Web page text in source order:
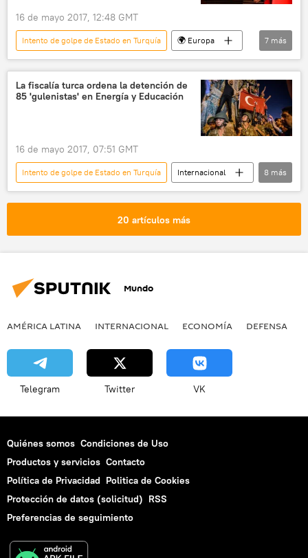
16 de mayo 2017, 12:48 GMT
Intento de golpe de Estado en Turquía
🌍 Europa
Internacional
política
🌍 Oriente Medio
Alemania
Turquía
Binali Yildirim
noticias
7 más
La fiscalía turca ordena la detención de
85 'gulenistas' en Energía y Educación
16 de mayo 2017, 07:51 GMT
Intento de golpe de Estado en Turquía
Internacional
política
🌍 Oriente Medio
Turquía
detención
militares
noticias
8 más
20 artículos más
Mundo
AMÉRICA LATINA INTERNACIONAL ECONOMÍA DEFENSA
Telegram Twitter VK
Quiénes somos Condiciones de Uso
Productos y servicios Contacto
Política de Privacidad Politica de Cookies
Protección de datos (solicitud) RSS
Preferencias de seguimiento